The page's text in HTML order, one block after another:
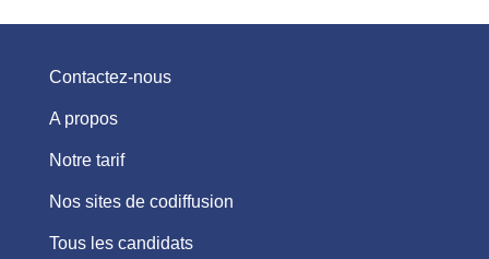
Contactez-nous
A propos
Notre tarif
Nos sites de codiffusion
Tous les candidats